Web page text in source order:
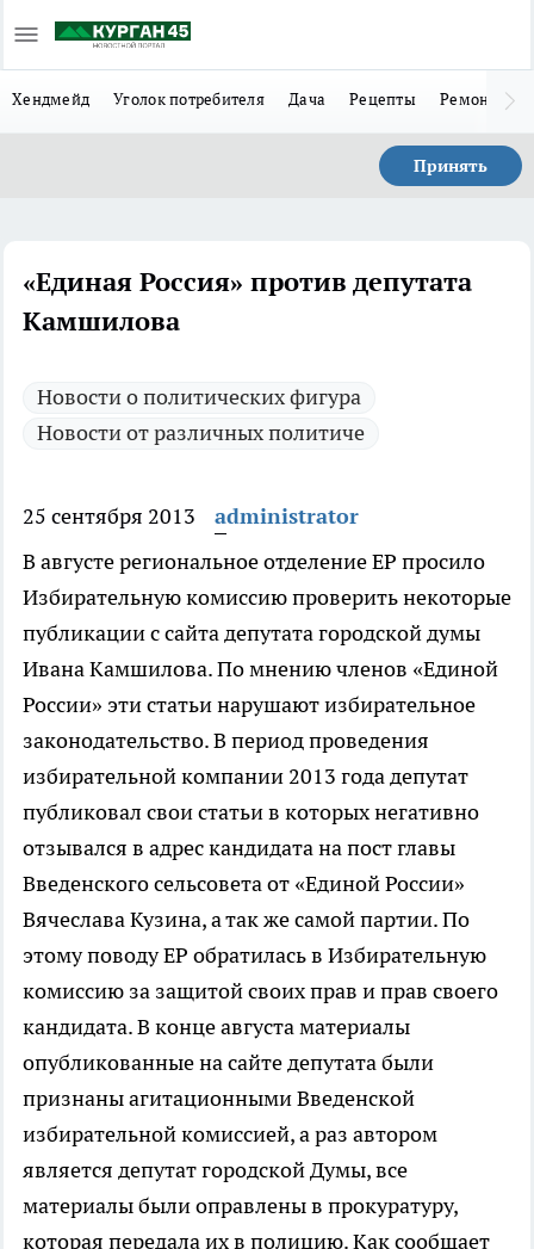
Хендмейд Уголок потребителя Дача Рецепты Ремонт
Принять
«Единая Россия» против депутата
Камшилова
Новости о политических фигура
Новости от различных политиче
25 сентября 2013
administrator
В августе региональное отделение ЕР просило
Избирательную комиссию проверить некоторые
публикации с сайта депутата городской думы
Ивана Камшилова.По мнению членов «Единой
России» эти статьи нарушают избирательное
законодательство. В период проведения
избирательной компании 2013 года депутат
публиковал свои статьи в которых негативно
отзывался в адрес кандидата на пост главы
Введенского сельсовета от «Единой России»
Вячеслава Кузина, а так же самой партии. По
этому поводу ЕР обратилась в Избирательную
комиссию за защитой своих прав и прав своего
кандидата. В конце августа материалы
опубликованные на сайте депутата были
признаны агитационными Введенской
избирательной комиссией, а раз автором
является депутат городской Думы, все
материалы были оправлены в прокуратуру,
которая передала их в полицию. Как сообщает